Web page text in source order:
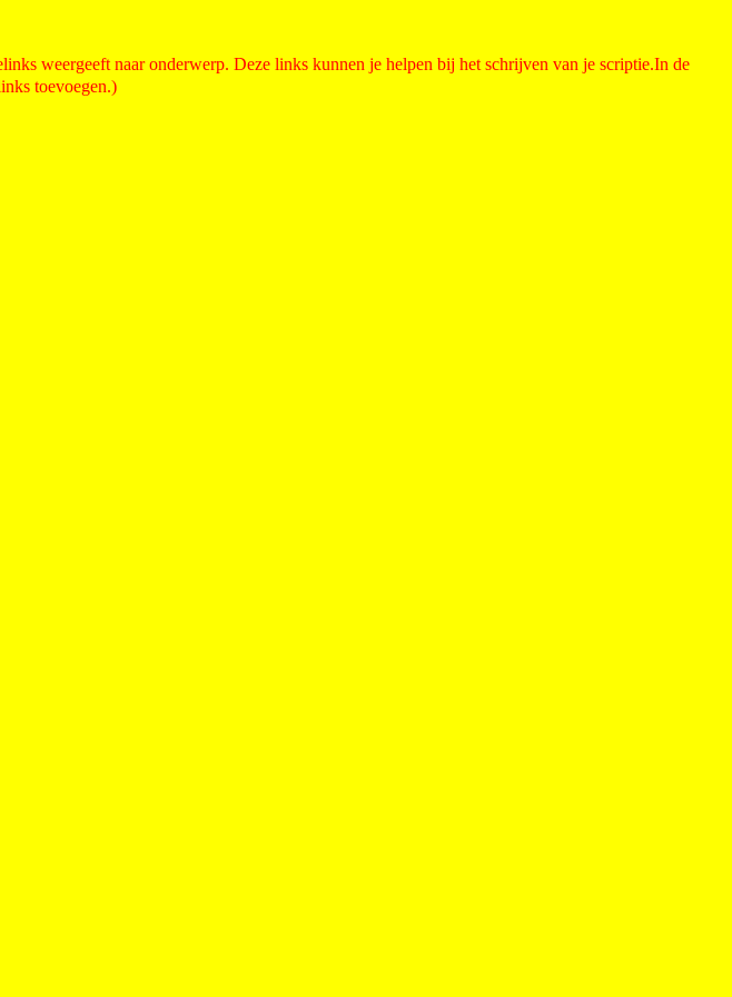
weergeeft naar onderwerp. Deze links kunnen je helpen bij het schrijven van je scriptie.In de
toevoegen.)